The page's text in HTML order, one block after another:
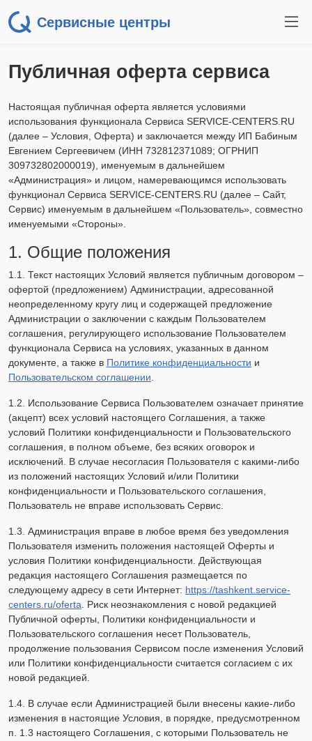
Сервисные центры
Публичная оферта сервиса
Настоящая публичная оферта является условиями
использования функционала Сервиса SERVICE-CENTERS.RU
(далее – Условия, Оферта) и заключается между ИП Бабиным
Евгением Сергеевичем (ИНН 732812371089; ОГРНИП
309732802000019), именуемым в дальнейшем
«Администрация» и лицом, намеревающимся использовать
функционал Сервиса SERVICE-CENTERS.RU (далее – Сайт,
Сервис) именуемым в дальнейшем «Пользователь», совместно
именуемыми «Стороны».
1. Общие положения
1.1. Текст настоящих Условий является публичным договором –
офертой (предложением) Администрации, адресованной
неопределенному кругу лиц и содержащей предложение
Администрации о заключении с каждым Пользователем
соглашения, регулирующего использование Пользователем
функционала Сервиса на условиях, указанных в данном
документе, а также в Политике конфиденциальности и
Пользовательском соглашении
1.2. Использование Сервиса Пользователем означает принятие
(акцепт) всех условий настоящего Соглашения, а также
условий Политики конфиденциальности и Пользовательского
соглашения, в полном объеме, без всяких оговорок и
исключений. В случае несогласия Пользователя с какими-либо
из положений настоящих Условий и/или Политики
конфиденциальности и Пользовательского соглашения,
Пользователь не вправе использовать Сервис.
1.3. Администрация вправе в любое время без уведомления
Пользователя изменить положения настоящей Оферты и
условия Политики конфиденциальности. Действующая
редакция настоящего Соглашения размещается по
следующему адресу в сети Интернет: https://tashkent.service-
centers.ru/oferta . Риск неознакомления с новой редакцией
Публичной оферты, Политики конфиденциальности и
Пользовательского соглашения несет Пользователь,
продолжение пользования Сервисом после изменения Условий
или Политики конфиденциальности считается согласием с их
новой редакцией.
1.4. В случае если Администрацией были внесены какие-либо
изменения в настоящие Условия, в порядке, предусмотренном
п. 1.3 настоящего Соглашения, с которыми Пользователь не